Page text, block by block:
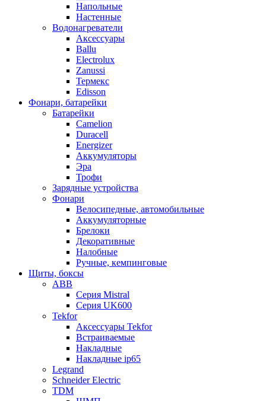
Напольные
Настенные
Водонагреватели
Аксессуары
Ballu
Electrolux
Zanussi
Термекс
Edisson
Фонари, батарейки
Батарейки
Camelion
Duracell
Energizer
Аккумуляторы
Эра
Трофи
Зарядные устройства
Фонари
Велосипедные, автомобильные
Аккумуляторные
Брелоки
Декоративные
Налобные
Ручные, кемпинговые
Щиты, боксы
ABB
Серия Mistral
Серия UK600
Tekfor
Аксессуары Tekfor
Встраиваемые
Накладные
Накладные ip65
Legrand
Schneider Electric
TDM